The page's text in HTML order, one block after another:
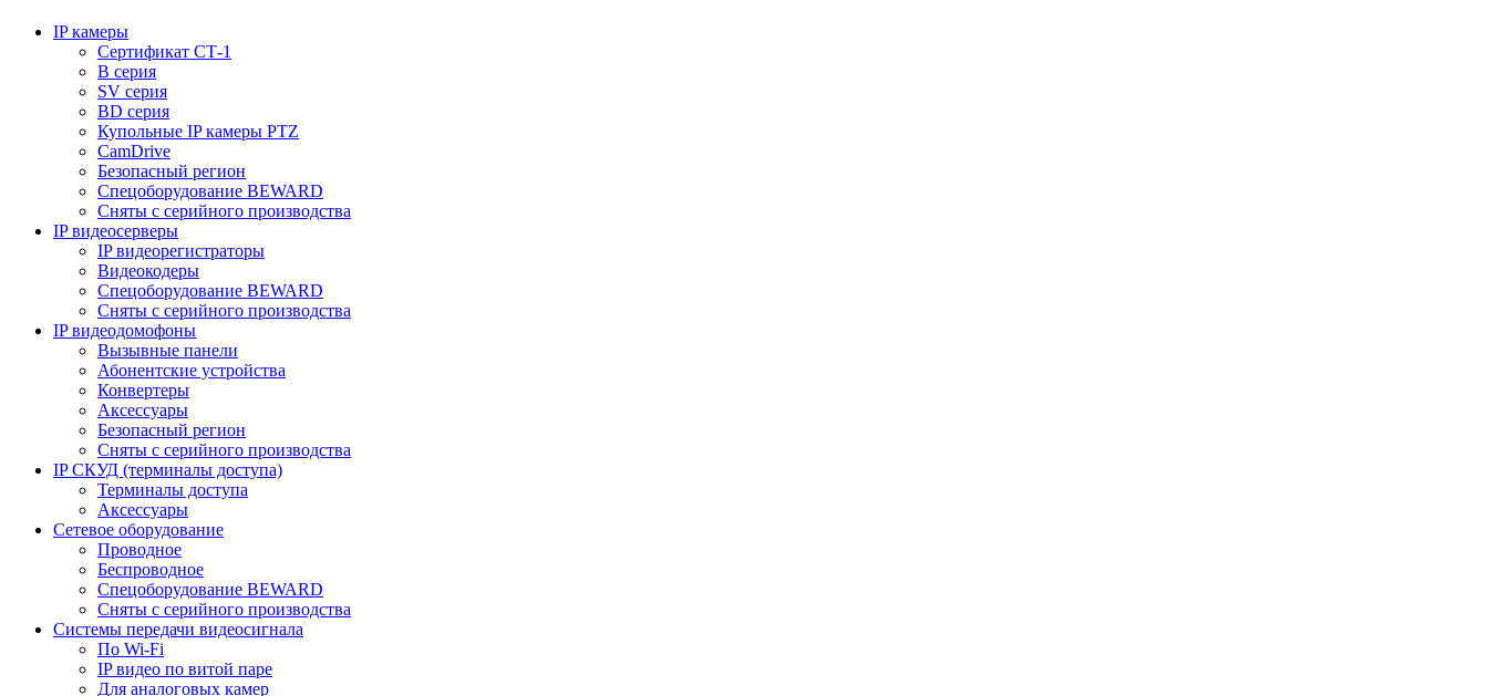
IP камеры
Сертификат СТ-1
B серия
SV серия
BD серия
Купольные IP камеры PTZ
CamDrive
Безопасный регион
Спецоборудование BEWARD
Сняты с серийного производства
IP видеосерверы
IP видеорегистраторы
Видеокодеры
Спецоборудование BEWARD
Сняты с серийного производства
IP видеодомофоны
Вызывные панели
Абонентские устройства
Конвертеры
Аксессуары
Безопасный регион
Сняты с серийного производства
IP СКУД (терминалы доступа)
Терминалы доступа
Аксессуары
Сетевое оборудование
Проводное
Беспроводное
Спецоборудование BEWARD
Сняты с серийного производства
Системы передачи видеосигнала
По Wi-Fi
IP видео по витой паре
Для аналоговых камер